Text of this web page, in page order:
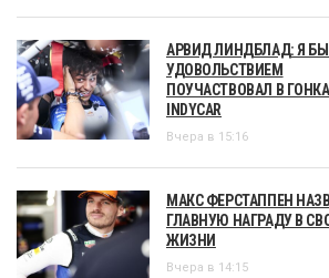
АРВИД ЛИНДБЛАД: Я
УДОВОЛЬСТВИЕМ
ПОУЧАСТВОВАЛ В
INDYCAR
Вчера в 15:16
МАКС ФЕРСТАППЕН
ГЛАВНУЮ НАГРАДУ В
ЖИЗНИ
Вчера в 14:15